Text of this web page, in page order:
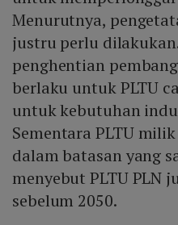
Menurutnya,
justru perlu
penghentian
berlaku untuk PLTU
untuk kebutuhan
Sementara PLTU
dalam batasan yang
menyebut PLTU PLN
sebelum 2050.